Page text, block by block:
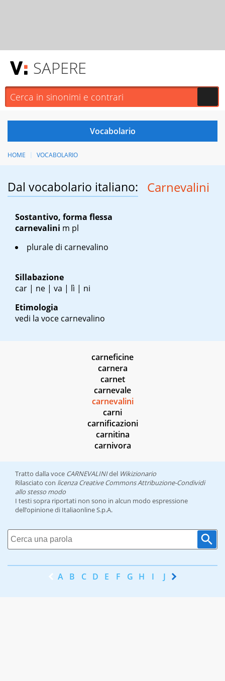
SAPERE
HOME VOCABOLARIO
Dal vocabolario italiano: Carnevalini
Sostantivo, forma flessa
carnevalini m pl
plurale di carnevalino
Sillabazione
car | ne | va | lì | ni
Etimologia
vedi la voce carnevalino
carneficine
carnera
carnet
carnevale
carnevalini
carni
carnificazioni
carnitina
carnivora
Tratto dalla voce CARNEVALINIdel Wikizionario
Rilasciato con licenza Creative Commons Attribuzione-Condividi
allo stesso modo
I testi sopra riportati non sono in alcun modo espressione
dell’opinione di Italiaonline S.p.A.
A B C D E F G H I J K